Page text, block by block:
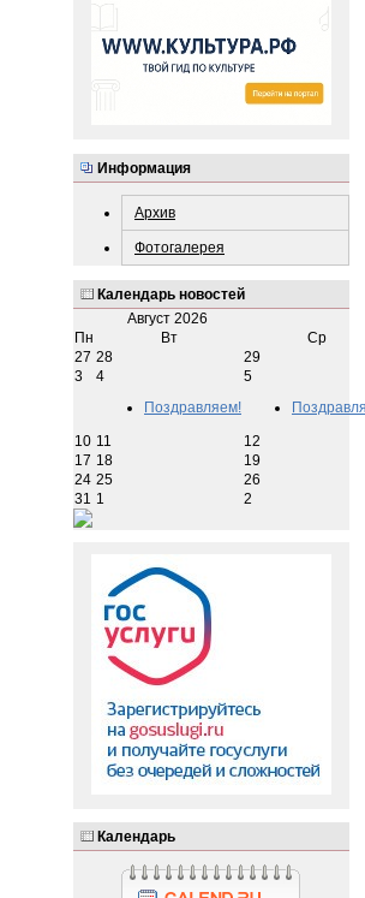
Информация
Архив
Фотогалерея
Календарь новостей
Август 2026
Пн
Вт
Ср
27 28
29
3
4
Поздравляем!
5
10 11
12
17 18
19
24 25
26
31 1 2
Календарь